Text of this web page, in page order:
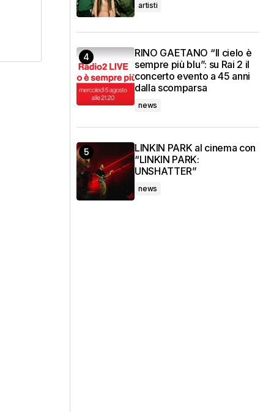
artisti
RINO GAETANO “Il cielo è
sempre più blu”: su Rai 2 il
concerto evento a 45 anni
dalla scomparsa
news
LINKIN PARK al cinema con
“LINKIN PARK:
UNSHATTER”
news